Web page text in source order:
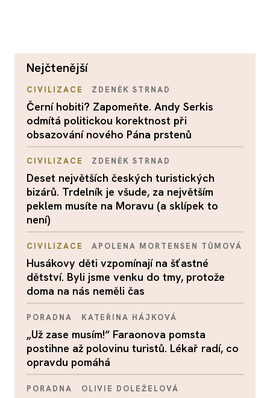
nejčtenější
CIVILIZACE ZDENĚK STRNAD
Černí hobiti? Zapomeňte. Andy Serkis
odmítá politickou korektnost při
obsazování nového Pána prstenů
CIVILIZACE ZDENĚK STRNAD
Deset největších českých turistických
bizárů. Trdelník je všude, za největším
peklem musíte na Moravu (a sklípek to
není)
CIVILIZACE APOLENA MORTENSEN TŮMOVÁ
Husákovy děti vzpomínají na šťastné
dětství. Byli jsme venku do tmy, protože
doma na nás neměli čas
PORADNA KATEŘINA HÁJKOVÁ
„Už zase musím!“ Faraonova pomsta
postihne až polovinu turistů. Lékař radí, co
opravdu pomáhá
PORADNA OLIVIE DOLEŽELOVÁ